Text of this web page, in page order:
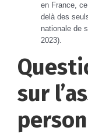
en France,
delà des
nationale de
2023).
sur